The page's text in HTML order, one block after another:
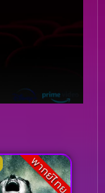
พากย์ไทย